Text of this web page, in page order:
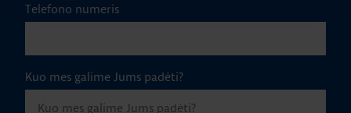
Telefono numeris
Kuo mes galime Jums padėti?